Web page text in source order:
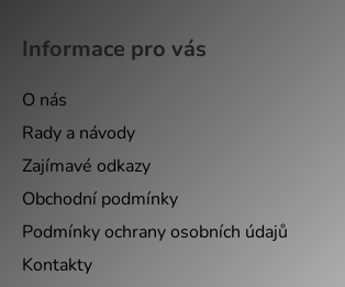
Informace pro vás
O nás
Rady a návody
Zajímavé odkazy
Obchodní podmínky
Podmínky ochrany osobních údajů
Kontakty